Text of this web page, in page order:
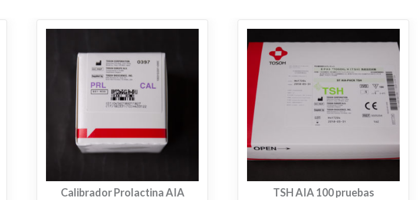
Calibrador Prolactina AIA TSH AIA 100 pruebas